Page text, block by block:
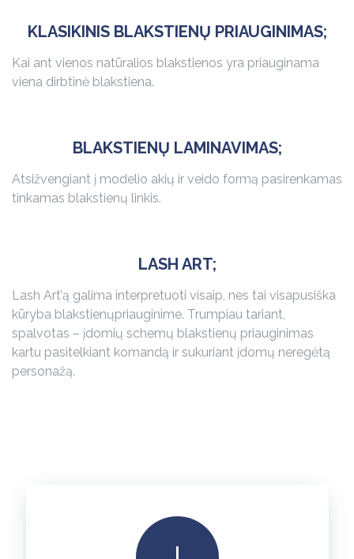
KLASIKINIS BLAKSTIENŲ PRIAUGINIMAS;
Kai ant vienos natūralios blakstienos yra priauginama
viena dirbtinė blakstiena.
BLAKSTIENŲ LAMINAVIMAS;
Atsižvengiant į modelio akių ir veido formą pasirenkamas
tinkamas blakstienų linkis.
LASH ART;
Lash Art’ą galima interpretuoti visaip, nes tai visapusiška
kūryba blakstienųpriauginime. Trumpiau tariant,
spalvotas – įdomių schemų blakstienų priauginimas
kartu pasitelkiant komandą ir sukuriant įdomų neregėtą
personažą.